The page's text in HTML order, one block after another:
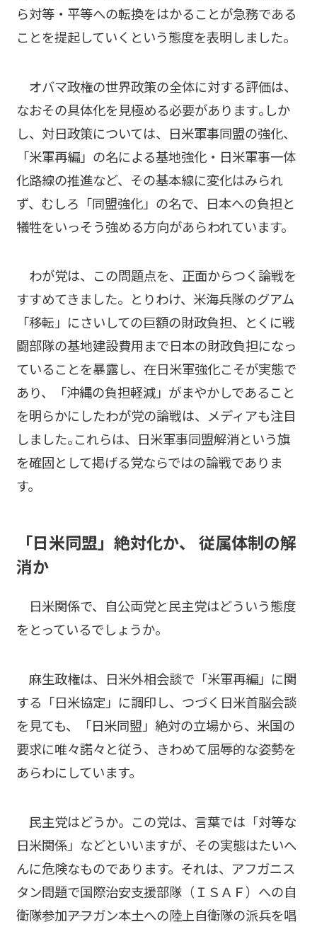
ら対等・平等への転換をはかることが急務である
ことを提起していくという態度を表明しました。
オバマ政権の世界政策の全体に対する評価は、
なおその具体化を見極める必要があります｡しか
し、対日政策については、日米軍事同盟の強化、
「米軍再編」の名による基地強化・日米軍事一体
化路線の推進など、その基本線に変化はみられ
ず、むしろ「同盟強化」の名で、日本への負担と
犠牲をいっそう強める方向があらわれています。
わが党は、この問題点を、正面からつく論戦を
すすめてきました。とりわけ、米海兵隊のグアム
「移転」にさいしての巨額の財政負担、とくに戦
闘部隊の基地建設費用まで日本の財政負担になっ
ていることを暴露し、在日米軍強化こそが実態で
あり、「沖縄の負担軽減」がまやかしであること
を明らかにしたわが党の論戦は、メディアも注目
しました｡これらは、日米軍事同盟解消という旗
を確固として掲げる党ならではの論戦でありま
す。
「日米同盟」絶対化か、 従属体制の解
消か
日米関係で、自公両党と民主党はどういう態度
をとっているでしょうか。
麻生政権は、日米外相会談で「米軍再編」に関
する「日米協定」に調印し、つづく日米首脳会談
を見ても、「日米同盟」絶対の立場から、米国の
要求に唯々諾々と従う、きわめて屈辱的な姿勢を
あらわにしています。
民主党はどうか。この党は、言葉では「対等な
日米関係」などといいますが、その実態はたいへ
んに危険なものであります。それは、アフガニス
タン問題で国際治安支援部隊（ＩＳＡＦ）への自
衛隊参加――アフガン本土への陸上自衛隊の派兵を唱